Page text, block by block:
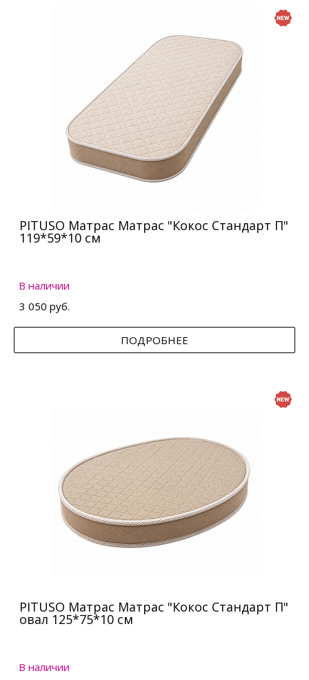
PITUSO Матрас Матрас "Кокос Стандарт П"
119*59*10 см
В наличии
3 050 руб.
ПОДРОБНЕЕ
PITUSO Матрас Матрас "Кокос Стандарт П"
овал 125*75*10 см
В наличии